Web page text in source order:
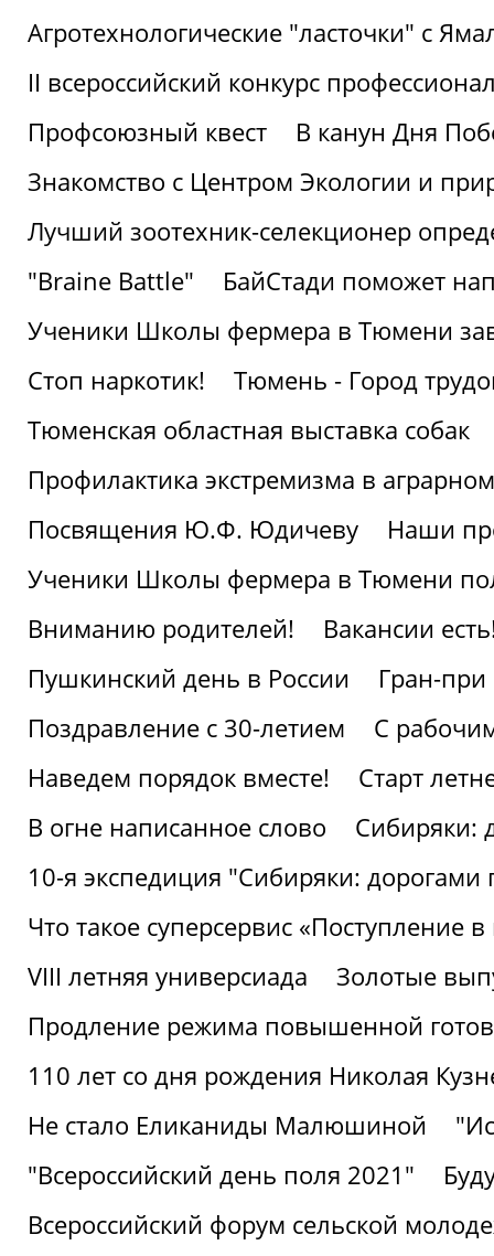
Агротехнологические "ласточки" с
II всероссийский конкурс
Профсоюзный квест
В канун Дня
Знакомство с Центром Экологии и
Лучший зоотехник-селекционер
"Braine Battle"
БайСтади поможет
Ученики Школы фермера в Тюмени
Стоп наркотик!
Тюмень - Город
Тюменская областная выставка собак
Профилактика экстремизма в аграрном
Посвящения Ю.Ф. Юдичеву
Наши
Ученики Школы фермера в Тюмени
Вниманию родителей!
Вакансии
Пушкинский день в России
Гран-
Поздравление с 30-летием
С
Наведем порядок вместе!
Старт
В огне написанное слово
Сибиряки:
10-я экспедиция "Сибиряки: дорогами
Что такое суперсервис «Поступление
VIII летняя универсиада
Золотые
Продление режима повышенной
110 лет со дня рождения Николая
Не стало Еликаниды Малюшиной
"Всероссийский день поля 2021"
Всероссийский форум сельской